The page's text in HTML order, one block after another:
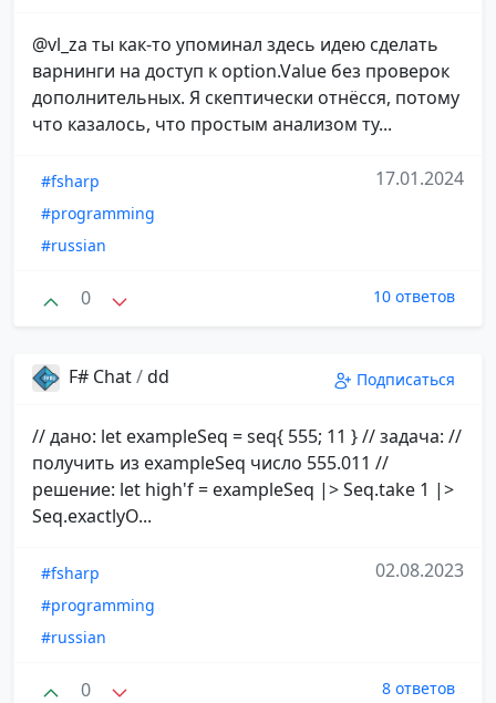
@vl_za ты как-то упоминал здесь идею сделать
варнинги на доступ к option.Value без проверок
дополнительных. Я скептически отнёсся, потому
что казалось, что простым анализом ту...
#fsharp
#programming
#russian
17.01.2024
0 10 ответов
F# Chat/dd Подписаться
// дано: let exampleSeq = seq{ 555; 11 } // задача: //
получить из exampleSeq число 555.011 //
решение: let high'f = exampleSeq |> Seq.take 1 |>
Seq.exactlyO...
#fsharp
#programming
#russian
02.08.2023
0 8 ответов